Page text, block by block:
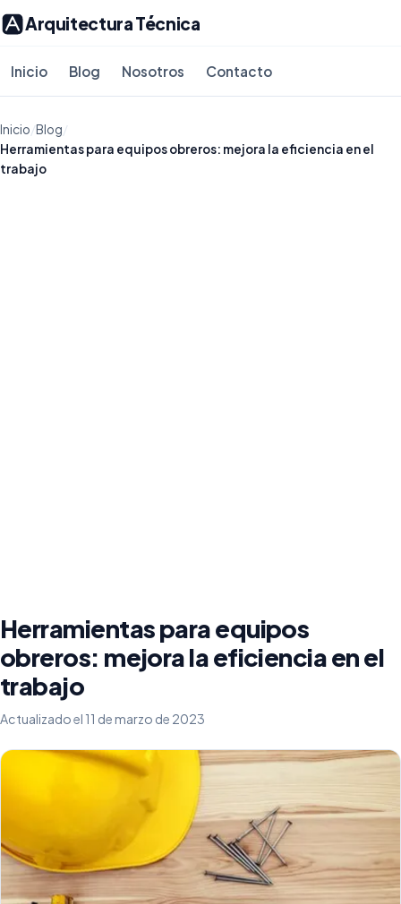
Arquitectura Técnica
Inicio Blog Nosotros Contacto
Inicio/Blog/
Herramientas para equipos obreros: mejora la eficiencia en el
trabajo
Herramientas para equipos
obreros: mejora la eficiencia en el
trabajo
Actualizado el 11 de marzo de 2023